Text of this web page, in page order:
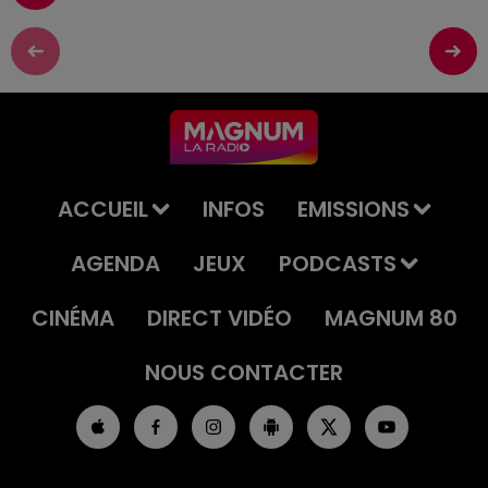
ACCUEIL INFOS
EMISSIONS
AGENDA
JEUX
PODCASTS
CINÉMA
DIRECT VIDÉO
MAGNUM 80
NOUS CONTACTER